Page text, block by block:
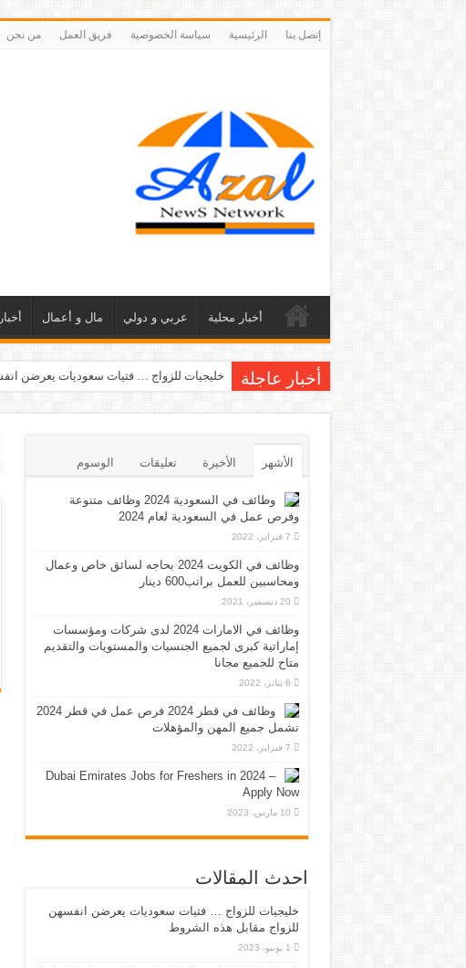
إتصل بنا الرئيسية سياسة الخصوصية فريق العمل من نحن
أخبار محلية عربي و دولي مال و أعمال
أخبار عاجلة خليجيات للزواج … فتيات سعوديات يعرضن
الأشهر الأخيرة تعليقات الوسوم
وظائف في السعودية 2024 وظائف متنوعة
وفرص عمل في السعودية لعام 2024
7 فبراير، 2022
وظائف في الكويت 2024 بحاجه لسائق خاص وعمال
ومحاسبين للعمل براتب600 دينار
20 ديسمبر، 2021
وظائف في الامارات 2024 لدى شركات ومؤسسات
إماراتية كبرى لجميع الجنسيات والمستويات والتقديم
متاح للجميع مجانا
6 يناير، 2022
وظائف في قطر 2024 فرص عمل في قطر 2024
تشمل جميع المهن والمؤهلات
7 فبراير، 2022
Dubai Emirates Jobs for Freshers in 2024 –
Apply Now
10 مارس، 2023
احدث المقالات
خليجيات للزواج … فتيات سعوديات يعرضن انفسهن
للزواج مقابل هذه الشروط
1 يونيو، 2023